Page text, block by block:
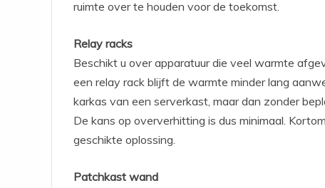
ruimte over te houden voor de toekomst.
Relay racks
Beschikt u over apparatuur die veel warmte
een relay rack blijft de warmte minder lang
karkas van een serverkast, maar dan zonder
De kans op oververhitting is dus minimaal.
geschikte oplossing.
Patchkast wand